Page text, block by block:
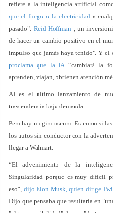
refiere a la inteligencia artificial
que el fuego o la electricidad o
pasado". Reid Hoffman, un
de hacer un cambio positivo en el
impulso que jamás haya tenido". Y
proclama que la IA “cambiará la
aprenden, viajan, obtienen atención
AI es el último lanzamiento de
trascendencia bajo demanda.
Pero hay un giro oscuro. Es como si
los autos sin conductor con la
llegar a Walmart.
“El advenimiento de la
Singularidad porque es muy difícil
eso”, dijo Elon Musk, quien dirige
Dijo que pensaba que resultaría en